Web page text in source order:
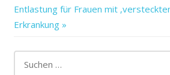
Gedächtnisverlust
Handwerk
oder
Beitrag:
Entlastung für Frauen mit
Erkrankung